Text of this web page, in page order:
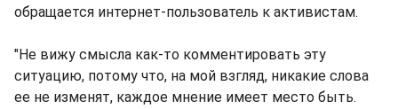
обращается интернет-пользователь к активистам.
"Не вижу смысла как-то комментировать эту
ситуацию, потому что, на мой взгляд, никакие слова
ее не изменят, каждое мнение имеет место быть.